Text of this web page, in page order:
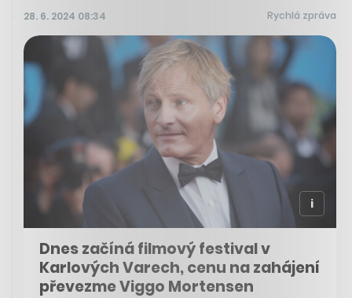
28. 6. 2024 08:34 Rychlá zpráva
Dnes začíná filmový festival v
Karlových Varech, cenu na zahájení
převezme Viggo Mortensen